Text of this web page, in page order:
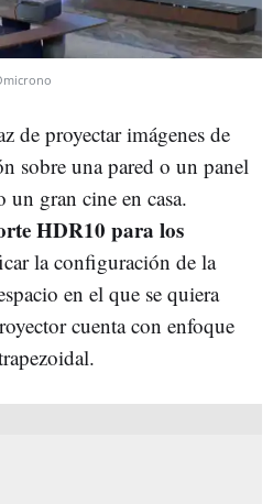
de proyectar imágenes de
sobre una pared o un panel
un gran cine en casa.
HDR10 para los
la configuración de la
en el que se quiera
cuenta con enfoque